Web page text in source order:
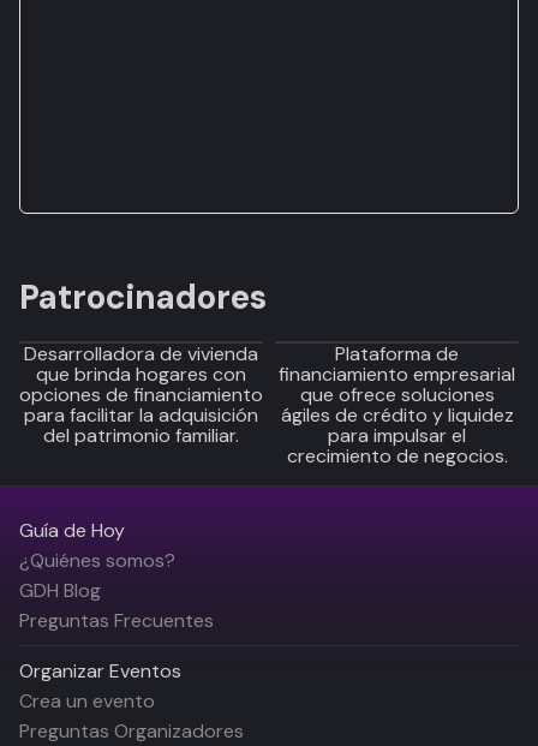
Patrocinadores
Desarrolladora de vivienda
que brinda hogares con
opciones de financiamiento
para facilitar la adquisición
del patrimonio familiar.
Plataforma de
financiamiento empresarial
que ofrece soluciones
ágiles de crédito y liquidez
para impulsar el
crecimiento de negocios.
Guía de Hoy
¿Quiénes somos?
GDH Blog
Preguntas Frecuentes
Organizar Eventos
Crea un evento
Preguntas Organizadores